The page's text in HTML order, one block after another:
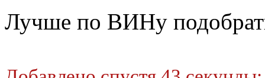
Лучше по ВИНу